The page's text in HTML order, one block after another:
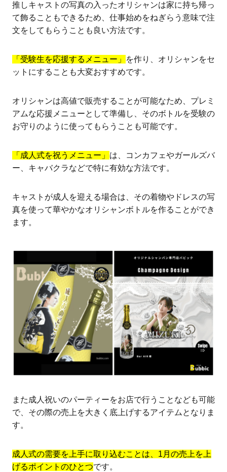
推しキャストの写真の入ったオリシャンは家に持ち帰っ
て飾ることもできるため、仕事始めをねぎらう意味で注
文をしてもらうことも良い方法です。
「受験生を応援するメニュー」
を作り、オリシャンをセ
ットにすることも大変おすすめです。
オリシャンは高値で販売することが可能なため、プレミ
アムな応援メニューとして準備し、そのボトルを受験の
お守りのように使ってもらうことも可能です。
「成人式を祝うメニュー」 は、コンカフェやガールズバ
ー、キャバクラなどで特に有効な方法です。
キャストが成人を迎える場合は、その着物やドレスの写
真を使って華やかなオリシャンボトルを作ることができ
ます。
また成人祝いのパーティーをお店で行うことなども可能
で、その際の売上を大きく底上げするアイテムとなりま
す。
成人式の需要を上手に取り込むことは、1月の売上を上
げるポイントのひとつです。